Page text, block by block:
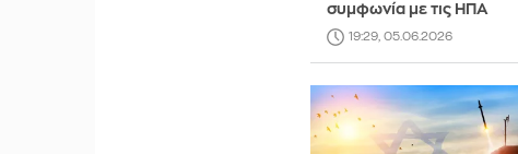
συμφωνία με τις ΗΠΑ
19:29, 05.06.2026